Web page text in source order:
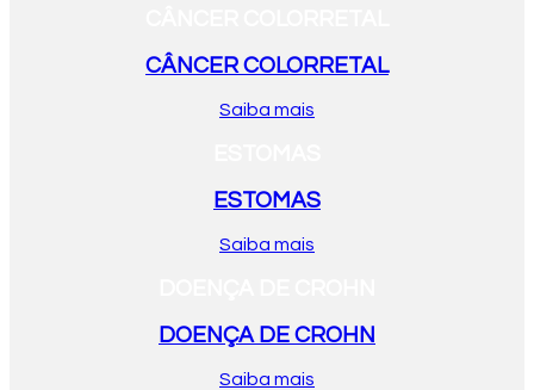
CÂNCER COLORRETAL
Saiba mais
ESTOMAS
Saiba mais
DOENÇA DE CROHN
Saiba mais